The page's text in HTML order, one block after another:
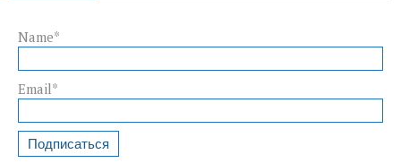
Name*
Email*